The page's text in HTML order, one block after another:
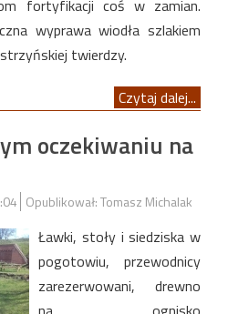
fortyfikacji coś w zamian.
wyprawa wiodła szlakiem
twierdzy.
Czytaj dalej...
oczekiwaniu na
Opublikował: Tomasz Michalak
Ławki, stoły i siedziska w
pogotowiu, przewodnicy
zarezerwowani, drewno